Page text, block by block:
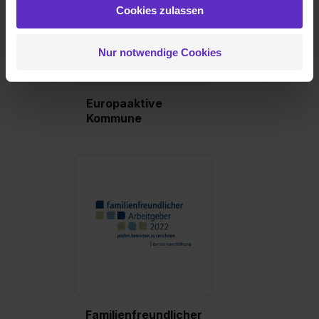
zulassen“ stimmst du dem Setzen der Cookies und der
In diesem Fall sowie bei der separaten Aktivierung von
„Social Media und Marketing“ bist du auch damit
Eine Erlaubnis hierfür kannst du auch später noch im
Einzelfall bei dem jeweiligen Inhalt erteilen. Willst du nur
bestimmte Verwendungszwecke zulassen, triff deine
Media und Marketing“ umfasst hierbei die Einwilligung
Cookies zulassen
Nur notwendige Cookies
Europaaktive
Kommune
Familienfreundlicher